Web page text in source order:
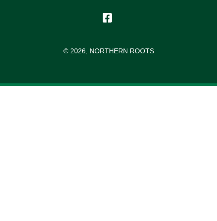
© 2026, NORTHERN ROOTS